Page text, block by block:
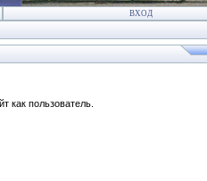
ВХОД
как пользователь.